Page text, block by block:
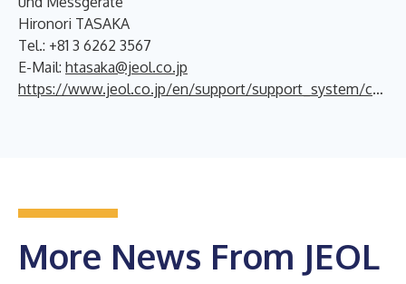
Hironori TASAKA
Tel.: +81 3 6262 3567
E-Mail: htasaka@jeol.co.jp
https://www.jeol.co.jp/en/support/support_system/contact_products.html
More News From JEOL